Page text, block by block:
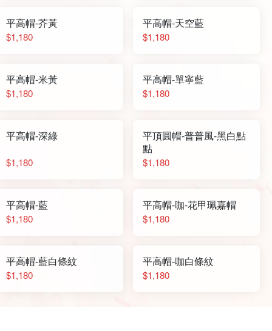
平高帽-芥黃
$1,180
平高帽-天空藍
$1,180
平高帽-米黃
$1,180
平高帽-單寧藍
$1,180
平高帽-深綠
$1,180
平頂圓帽-普普風-黑白點
點
$1,180
平高帽-藍
$1,180
平高帽-咖-花甲珮嘉帽
$1,180
平高帽-藍白條紋
$1,180
平高帽-咖白條紋
$1,180